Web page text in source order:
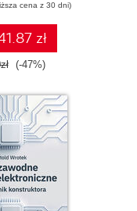
cena z 30 dni)
zł
(-47%)